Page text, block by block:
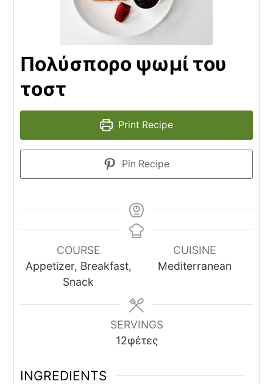
Πολύσπορο ψωμί του
τοστ
Print Recipe
Pin Recipe
COURSE
Appetizer, Breakfast,
Snack
CUISINE
Mediterranean
SERVINGS
12φέτες
INGREDIENTS